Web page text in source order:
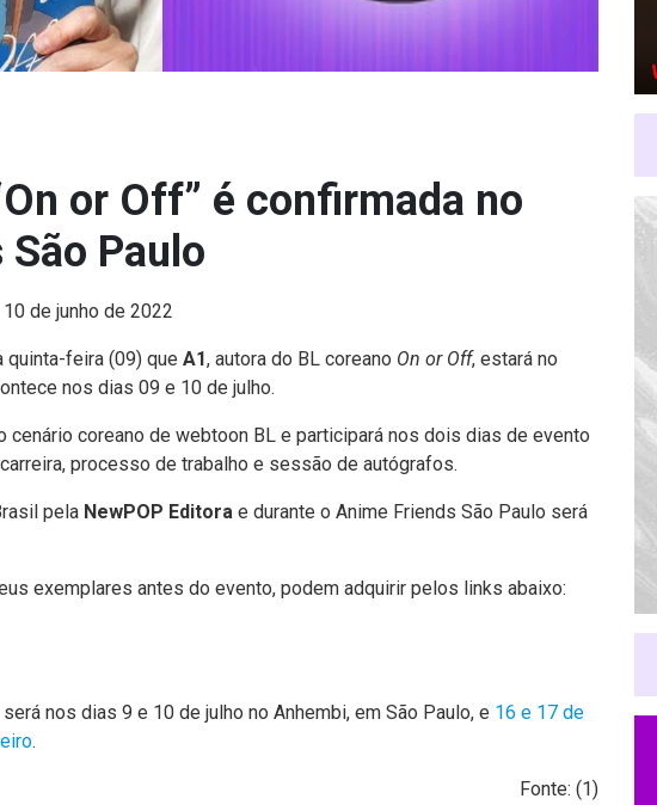
or Off” é confirmada no
Paulo
10 de junho de 2022
quinta-feira (09) que A1, autora do BL coreano On or Off, estará no
nos dias 09 e 10 de julho.
cenário coreano de webtoon BL e participará nos dois dias de evento
processo de trabalho e sessão de autógrafos.
pela NewPOP Editora e durante o Anime Friends São Paulo será
exemplares antes do evento, podem adquirir pelos links abaixo:
nos dias 9 e 10 de julho no Anhembi, em São Paulo, e 16 e 17 de
.
Fonte: (1)